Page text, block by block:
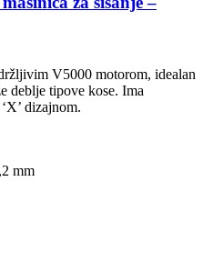
V5000 motorom, idealan
deblje tipove kose. Ima
dizajnom.
mm